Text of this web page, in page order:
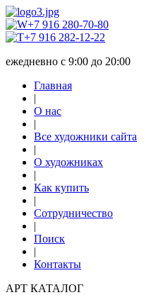
+7 916 280-70-80
+7 916 282-12-22
ежедневно с 9:00 до 20:00
Главная
|
О нас
|
Все художники сайта
|
О художниках
|
Как купить
|
Сотрудничество
|
Поиск
|
Контакты
АРТ КАТАЛОГ